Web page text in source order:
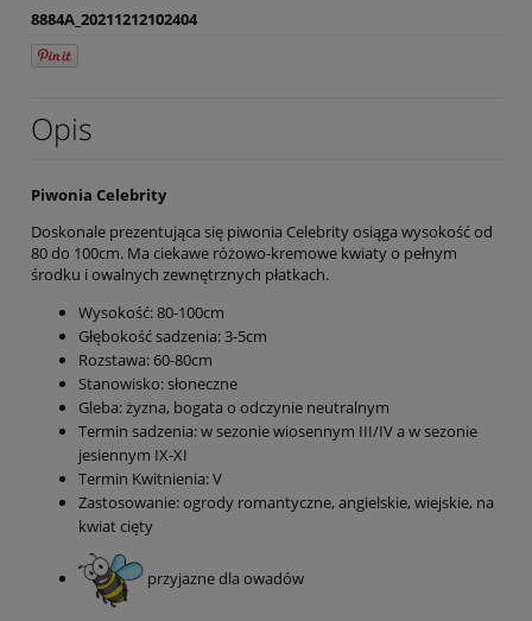
8884A_20211212102404
Opis
Piwonia Celebrity
Doskonale prezentująca się piwonia Celebrity osiąga wysokość od
80 do 100cm. Ma ciekawe różowo-kremowe kwiaty o pełnym
środku i owalnych zewnętrznych płatkach.
Wysokość: 80-100cm
Głębokość sadzenia: 3-5cm
Rozstawa: 60-80cm
Stanowisko: słoneczne
Gleba: żyzna, bogata o odczynie neutralnym
Termin sadzenia: w sezonie wiosennym III/IV a w sezonie
jesiennym IX-XI
Termin Kwitnienia: V
Zastosowanie: ogrody romantyczne, angielskie, wiejskie, na
kwiat cięty
przyjazne dla owadów